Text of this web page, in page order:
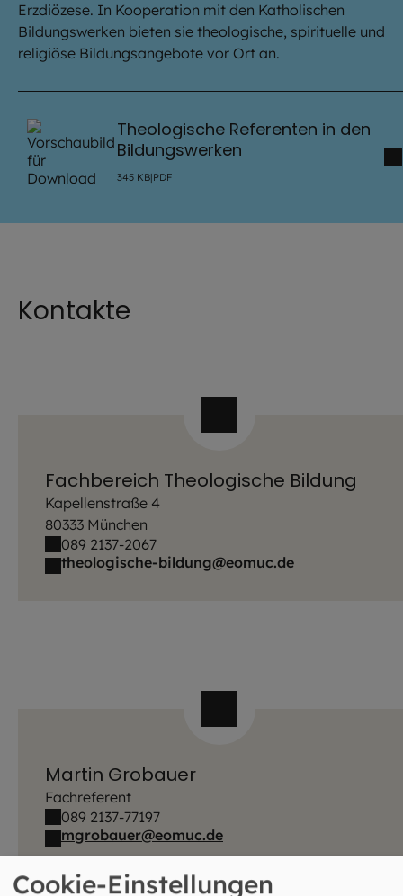
Erzdiözese. In Kooperation mit den Katholischen
Bildungswerken bieten sie theologische, spirituelle und
religiöse Bildungsangebote vor Ort an.
Theologische Referenten in den
Bildungswerken
345 KB|PDF
Kontakte
Fachbereich Theologische Bildung
Kapellenstraße 4
80333 München
089 2137-2067
theologische-bildung@eomuc.de
Martin Grobauer
Fachreferent
089 2137-77197
mgrobauer@eomuc.de
Cookie-Einstellungen